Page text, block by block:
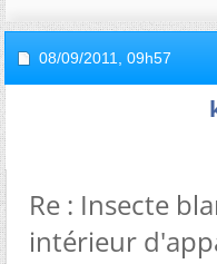
08/09/2011, 09h57
Re : Insecte
intérieur